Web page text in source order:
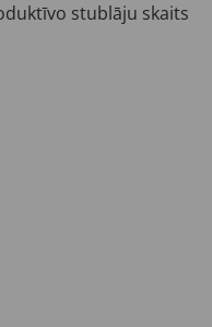
stublāju skaits